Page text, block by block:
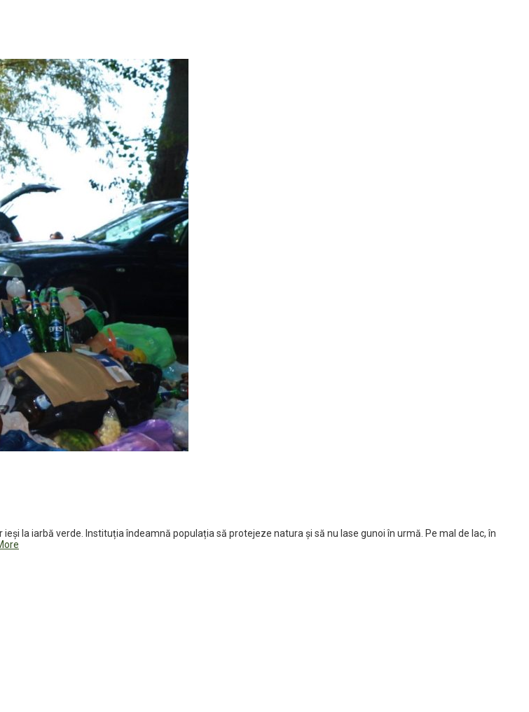
la iarbă verde. Instituția îndeamnă populația să protejeze natura și să nu lase gunoi în urmă. Pe mal de lac, în